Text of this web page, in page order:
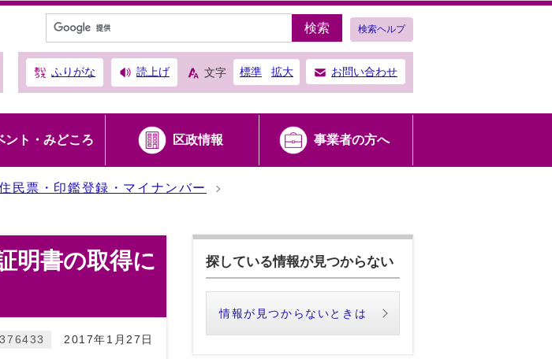
検索 検索ヘルプ
ふりがな 読上げ 文字 標準 拡大 お問い合わせ
ント・みどころ 区政情報 事業者の方へ
民票・印鑑登録・マイナンバー
明書の取得に
2017年1月27日
探している情報が見つからない
情報が見つからないときは